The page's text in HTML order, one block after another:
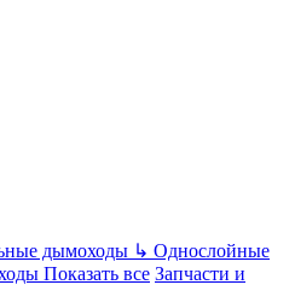
дымоходы ↳ Однослойные
Показать все Запчасти и